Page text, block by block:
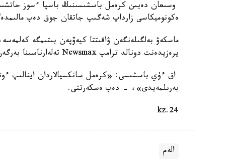
وسىعان دەيىن كرەمل باسشىسىنىڭ باسپا ءسوز
ەكونوميكاسى زارداپ شەگىپ جاتقان جوق دەپ
ماسكەۋ بەلگىلەنگەن ۋاقىتتا كيەۆپەن بىتىمگە
پرەزيدەنت دونالد ترامپ Newsmax تەلەارناسىنا بەرگەن سۇحباتىندا مالىمدەدى.
اق ءۇي باسشىسى: «كرەمل سانكسيالاردان اينالىپ
بەرىلمەيدى»، - دەپ ەسكەرتتى.
24.kz
الەم